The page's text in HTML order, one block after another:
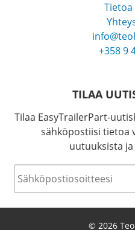
+358 9
TILAA
Tilaa EasyTrailerPart-
sähköpostiisi tietoa
uutuuksista
© 2026